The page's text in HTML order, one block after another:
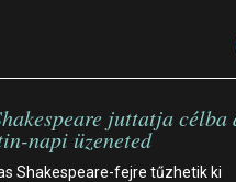
juttatja célba
napi üzeneted
Shakespeare-fejre tűzhetik ki